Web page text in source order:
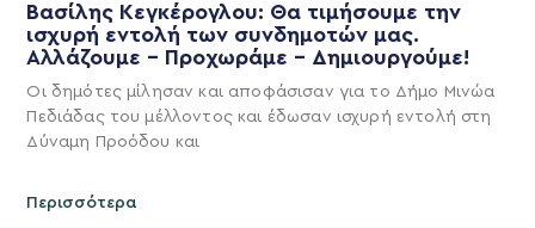
Βασίλης Κεγκέρογλου: Θα τιμήσουμε την
ισχυρή εντολή των συνδημοτών μας.
Αλλάζουμε – Προχωράμε – Δημιουργούμε!
Οι δημότες μίλησαν και αποφάσισαν για το Δήμο Μινώα
Πεδιάδας του μέλλοντος και έδωσαν ισχυρή εντολή στη
Δύναμη Προόδου και
Περισσότερα